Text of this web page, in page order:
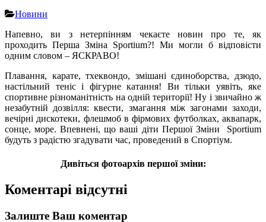
Новини
Напевно, ви з нетерпінням чекаєте новин про те, як
проходить Перша Зміна Sportium?! Ми могли б відповісти
одним словом – ЯСКРАВО!
Плавання, карате, тхеквондо, змішані єдиноборства, дзюдо,
настільний теніс і фігурне катання! Ви тільки уявіть, яке
спортивне різноманітність на одній території! Ну і звичайно ж
незабутній дозвілля: квести, змагання між загонами заходи,
вечірні дискотеки, флешмоб в фірмових футболках, аквапарк,
сонце, море. Впевнені, що ваші діти Першої Зміни Sportium
будуть з радістю згадувати час, проведений в Спортіум.
Дивіться фотоархів першої зміни:
Коментарі відсутні
Залиште Ваш коментар